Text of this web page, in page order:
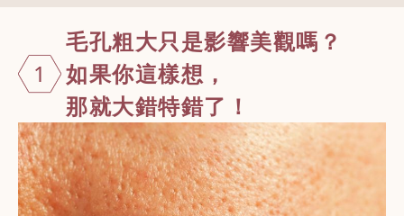
1
毛孔粗大只是影響美觀嗎？
如果你這樣想，
那就大錯特錯了！